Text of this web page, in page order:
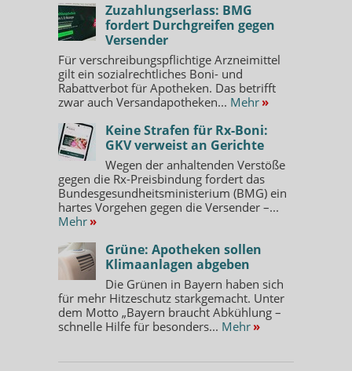
Zuzahlungserlass: BMG
fordert Durchgreifen gegen
Versender
Für verschreibungspflichtige Arzneimittel
gilt ein sozialrechtliches Boni- und
Rabattverbot für Apotheken. Das betrifft
zwar auch Versandapotheken... Mehr »
Keine Strafen für Rx-Boni:
GKV verweist an Gerichte
Wegen der anhaltenden Verstöße
gegen die Rx-Preisbindung fordert das
Bundesgesundheitsministerium (BMG) ein
hartes Vorgehen gegen die Versender –...
Mehr »
Grüne: Apotheken sollen
Klimaanlagen abgeben
Die Grünen in Bayern haben sich
für mehr Hitzeschutz starkgemacht. Unter
dem Motto „Bayern braucht Abkühlung –
schnelle Hilfe für besonders... Mehr »